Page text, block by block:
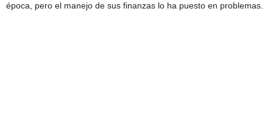
época, pero el manejo de sus finanzas lo ha puesto en problemas.